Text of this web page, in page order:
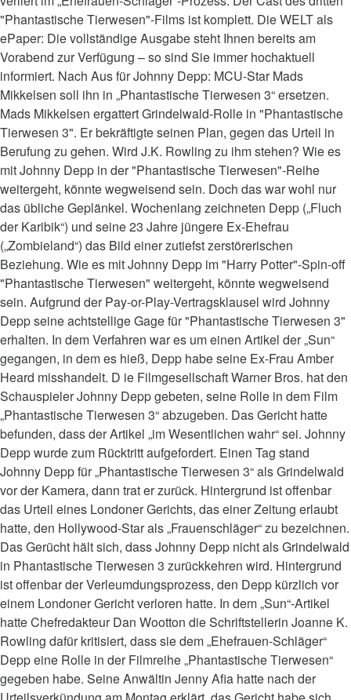
"Phantastische Tierwesen"-Films ist komplett. Die WELT als
ePaper: Die vollständige Ausgabe steht Ihnen bereits am
Vorabend zur Verfügung – so sind Sie immer hochaktuell
informiert. Nach Aus für Johnny Depp: MCU-Star Mads
Mikkelsen soll ihn in „Phantastische Tierwesen 3“ ersetzen.
Mads Mikkelsen ergattert Grindelwald-Rolle in "Phantastische
Tierwesen 3". Er bekräftigte seinen Plan, gegen das Urteil in
Berufung zu gehen. Wird J.K. Rowling zu ihm stehen? Wie es
mit Johnny Depp in der "Phantastische Tierwesen"-Reihe
weitergeht, könnte wegweisend sein. Doch das war wohl nur
das übliche Geplänkel. Wochenlang zeichneten Depp („Fluch
der Karibik“) und seine 23 Jahre jüngere Ex-Ehefrau
(„Zombieland“) das Bild einer zutiefst zerstörerischen
Beziehung. Wie es mit Johnny Depp im "Harry Potter"-Spin-off
"Phantastische Tierwesen" weitergeht, könnte wegweisend
sein. Aufgrund der Pay-or-Play-Vertragsklausel wird Johnny
Depp seine achtstellige Gage für "Phantastische Tierwesen 3"
erhalten. In dem Verfahren war es um einen Artikel der „Sun“
gegangen, in dem es hieß, Depp habe seine Ex-Frau Amber
Heard misshandelt. D ie Filmgesellschaft Warner Bros. hat den
Schauspieler Johnny Depp gebeten, seine Rolle in dem Film
„Phantastische Tierwesen 3“ abzugeben. Das Gericht hatte
befunden, dass der Artikel „im Wesentlichen wahr“ sei. Johnny
Depp wurde zum Rücktritt aufgefordert. Einen Tag stand
Johnny Depp für „Phantastische Tierwesen 3“ als Grindelwald
vor der Kamera, dann trat er zurück. Hintergrund ist offenbar
das Urteil eines Londoner Gerichts, das einer Zeitung erlaubt
hatte, den Hollywood-Star als „Frauenschläger“ zu bezeichnen.
Das Gerücht hält sich, dass Johnny Depp nicht als Grindelwald
in Phantastische Tierwesen 3 zurückkehren wird. Hintergrund
ist offenbar der Verleumdungsprozess, den Depp kürzlich vor
einem Londoner Gericht verloren hatte. In dem „Sun“-Artikel
hatte Chefredakteur Dan Wootton die Schriftstellerin Joanne K.
Rowling dafür kritisiert, dass sie dem „Ehefrauen-Schläger“
Depp eine Rolle in der Filmreihe „Phantastische Tierwesen“
gegeben habe. Seine Anwältin Jenny Afia hatte nach der